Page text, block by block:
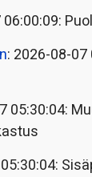
06:00:09:
: 2026-08-07
05:30:04: